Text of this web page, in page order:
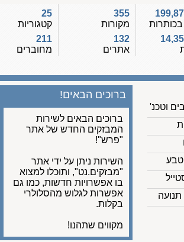
355
מקורות
132
אתרים
קטגוריות
211
מחוברים
וטכנ'
ברוכים הבאים!
ברוכים הבאים לשירות
המבזקים החדש של אתר
"פרש"!
השירות ניתן על ידי אתר
"מבזקים.נט", ותוכלו למצוא
בו אפשרויות חדשות, כמו גם
אפשרות לגלוש מהסלולרי
בקלות.
מקווים שתהנו!